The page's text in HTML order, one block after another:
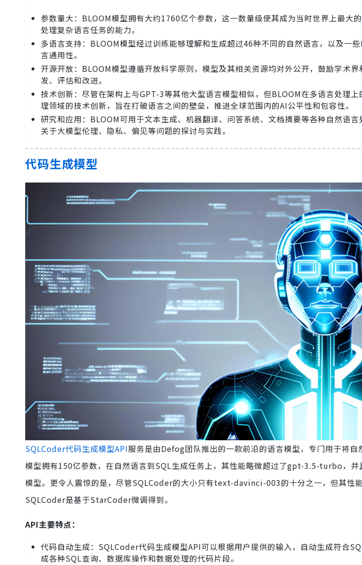
参数量大：BLOOM模型拥有大约1760亿个参数，这一数量级使其成为当时世界上最大
处理复杂语言任务的能力。
多语言支持：BLOOM模型经过训练能够理解和生成超过46种不同的自然语言，以及一
言通用性。
开源开放：BLOOM模型遵循开放科学原则，模型及其相关资源均对外公开，鼓励学术
发、评估和改进。
技术创新：尽管在架构上与GPT-3等其他大型语言模型相似，但BLOOM在多语言处理
理领域的技术创新，旨在打破语言之间的壁垒，推进全球范围内的AI公平性和包容性。
研究和应用：BLOOM可用于文本生成、机器翻译、问答系统、文档摘要等各种自然语
关于大模型伦理、隐私、偏见等问题的探讨与实践。
代码生成模型
SQLCoder代码生成模型API服务是由Defog团队推出的一款前沿的语言模型，专门用于将自
模型拥有150亿参数，在自然语言到SQL生成任务上，其性能略微超过了gpt-3.5-turbo，并
模型。更令人震惊的是，尽管SQLCoder的大小只有text-davinci-003的十分之一，但其性能
SQLCoder是基于StarCoder微调得到。
API主要特点：
代码自动生成：SQLCoder代码生成模型API可以根据用户提供的输入，自动生成符合
成各种SQL查询、数据库操作和数据处理的代码片段。